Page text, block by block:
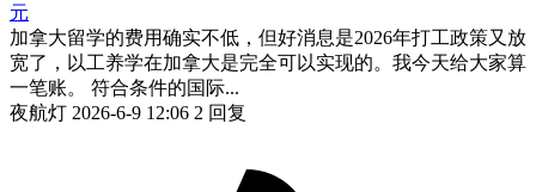
元
加拿大留学的费用确实不低，但好消息是2026年打工政策又放
宽了，以工养学在加拿大是完全可以实现的。我今天给大家算
一笔账。 符合条件的国际...
夜航灯 2026-6-9 12:06 2 回复